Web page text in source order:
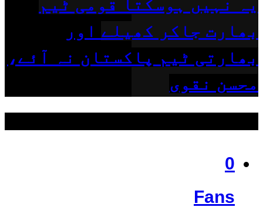
یہ نہیں ہوسکتا قومی ٹیم
بھارت جاکر کھیلے اور
بھارتی ٹیم پاکستان نہ آئے،
محسن نقوی
0
Fans